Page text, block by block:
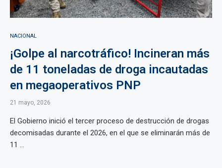
NACIONAL
¡Golpe al narcotráfico! Incineran más
de 11 toneladas de droga incautadas
en megaoperativos PNP
21 mayo, 2026
El Gobierno inició el tercer proceso de destrucción de drogas
decomisadas durante el 2026, en el que se eliminarán más de
11 ...